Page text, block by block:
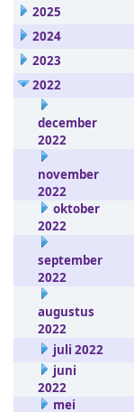
2025
2024
2023
2022
december
2022
november
2022
oktober
2022
september
2022
augustus
2022
juli 2022
juni
2022
mei